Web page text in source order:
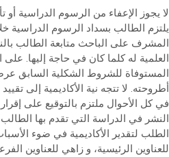
لا يجوز الإعفاء من الرسوم الدراسية أو
يلتزم الطالب بسداد الرسوم الدراسية
المشرف على الباحث متابعة الطالب
العلمية له كلما كان في حاجة إليها.
المستوفاة للشروط الشكلية السابق
أطروحته. لا تتجه نية الأكاديمية إلى
في كل الأحوال ملتزم بالتوقيع على
النشر في الدراسة التي تقدم بها
الطلب لتقدير الأكاديمية في ضوء
للعناوين الرئيسية، و زاهي للعناوين